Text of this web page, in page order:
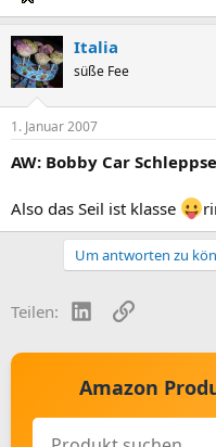
Italia
süße Fee
1. Januar 2007
AW: Bobby Car
Also das Seil ist klasse
Um antworten zu
Teilen: LinkedInLink
Amazon